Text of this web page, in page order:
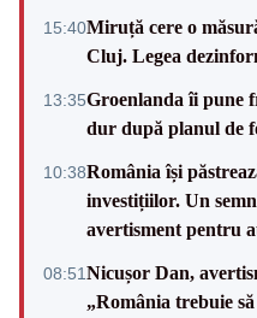
15:40Miruță cere o
Cluj. Legea
13:35Groenlanda îi pune
dur după planul de
10:38România își
investițiilor. Un
avertisment pentru
08:51Nicușor Dan,
„România trebuie